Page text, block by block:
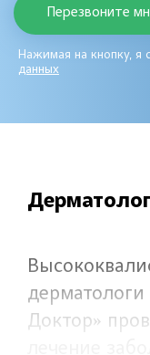
Нажимая на кнопку, я
данных
Доктор»